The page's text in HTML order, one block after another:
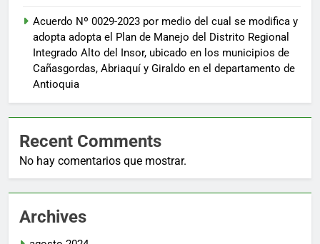
Acuerdo Nº 0029-2023 por medio del cual se modifica y
adopta adopta el Plan de Manejo del Distrito Regional
Integrado Alto del Insor, ubicado en los municipios de
Cañasgordas, Abriaquí y Giraldo en el departamento de
Antioquia
Recent Comments
No hay comentarios que mostrar.
Archives